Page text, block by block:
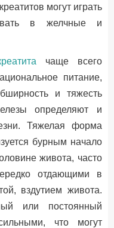
могут играть
в желчные и
чаще всего
питание,
и тяжесть
определяют и
Тяжелая форма
бурным начало
живота, часто
отдающими в
вздутием живота.
или постоянный
что могут